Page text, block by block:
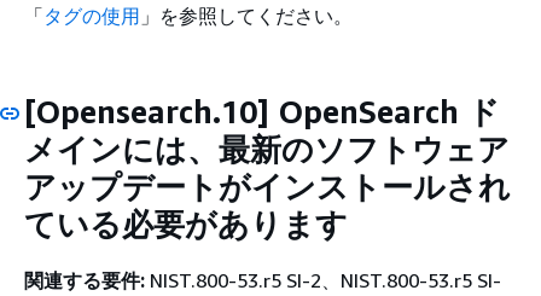
「タグの使用 」を参照してください。
[Opensearch.10] OpenSearch ド
メインには、最新のソフトウェア
アップデートがインストールされ
ている必要があります
関連する要件: NIST.800-53.r5 SI-2、NIST.800-53.r5 SI-